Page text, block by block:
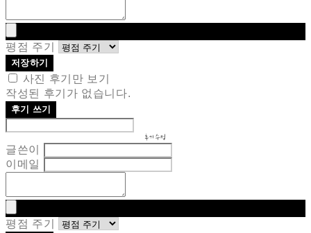
평점 주기
저장하기
사진 후기만 보기
작성된 후기가 없습니다.
후기 쓰기
후기 수정
글쓴이
이메일
평점 주기